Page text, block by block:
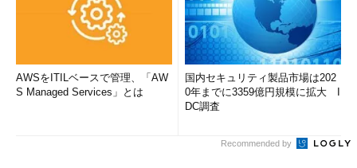
AWSをITILベースで管理、「AW
S Managed Services」とは
国内セキュリティ製品市場は202
0年までに3359億円規模に拡大 I
DC調査
Recommended by